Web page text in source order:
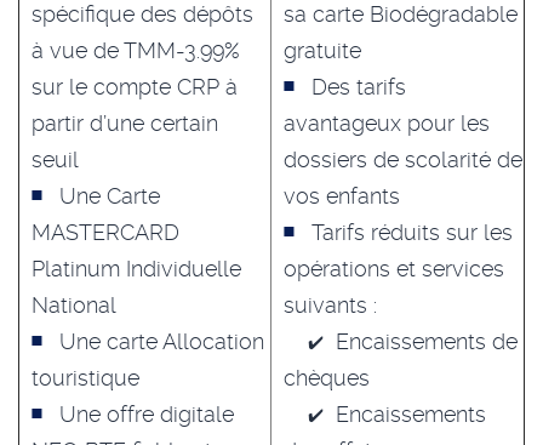
spécifique des dépôts
à vue de TMM-3.99%
sur le compte CRP à
partir d’une certain
seuil
Une Carte
MASTERCARD
Platinum Individuelle
National
Une carte Allocation
touristique
Une offre digitale
sa carte Biodégradable
gratuite
Des tarifs
avantageux pour les
dossiers de scolarité de
vos enfants
Tarifs réduits sur les
opérations et services
suivants :
Encaissements de
chèques
Encaissements